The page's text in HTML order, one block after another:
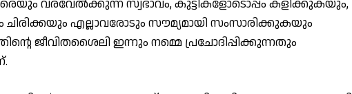
വരവേൽക്കുന്ന സ്വഭാവം, കുട്ടികളോടൊപ്പം കളിക്കുകയും,
എല്ലാവരോടും സൗമ്യമായി സംസാരിക്കുകയും
ജീവിതശൈലി ഇന്നും നമ്മെ പ്രചോദിപ്പിക്കുന്നതും